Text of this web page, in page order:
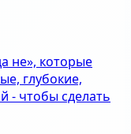
не», которые
глубокие,
- чтобы сделать